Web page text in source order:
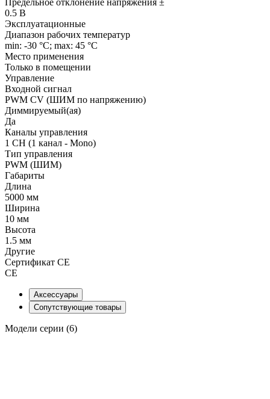
0.5 В
Эксплуатационные
Диапазон рабочих температур
min: -30 °C; max: 45 °C
Место применения
Только в помещении
Управление
Входной сигнал
PWM СV (ШИМ по напряжению)
Диммируемый(ая)
Да
Каналы управления
1 CH (1 канал - Mono)
Тип управления
PWM (ШИМ)
Габариты
Длина
5000 мм
Ширина
10 мм
Высота
1.5 мм
Другие
Сертификат CE
CE
Аксессуары
Сопутствующие товары
Модели серии (6)